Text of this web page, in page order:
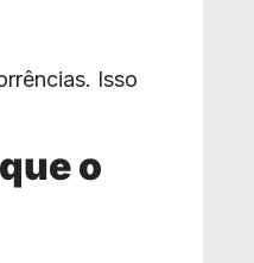
Isso
o